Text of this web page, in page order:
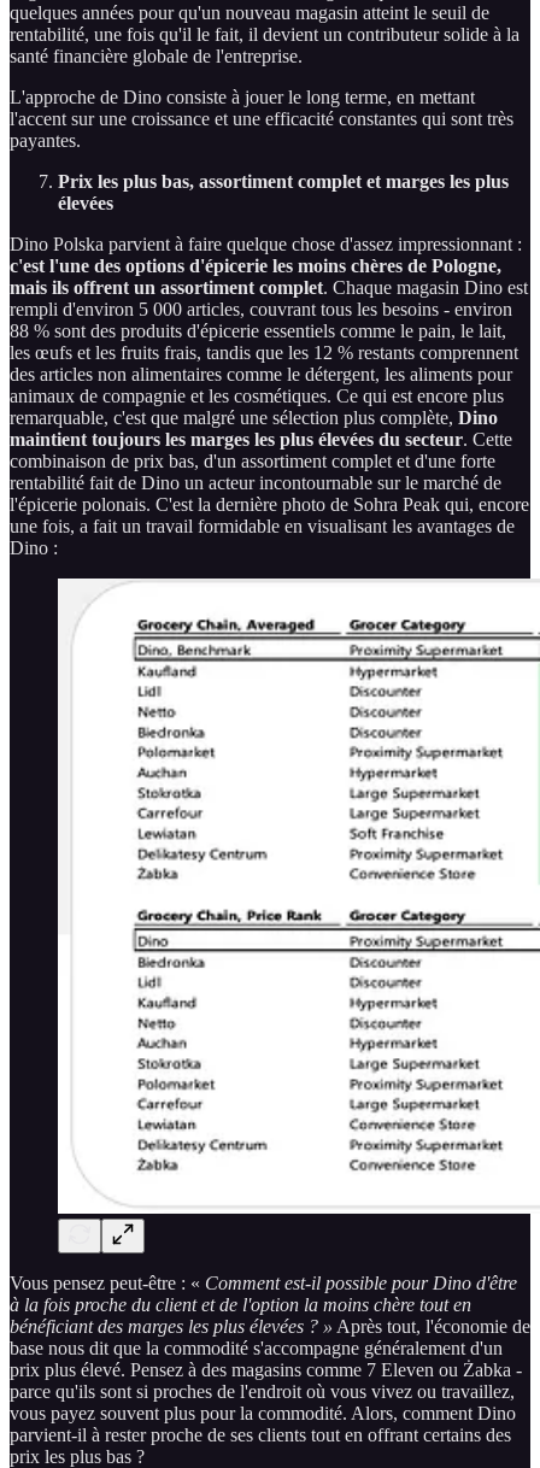
quelques années pour qu'un nouveau magasin atteint le seuil de
rentabilité, une fois qu'il le fait, il devient un contributeur solide à la
santé financière globale de l'entreprise.
L'approche de Dino consiste à jouer le long terme, en mettant
l'accent sur une croissance et une efficacité constantes qui sont très
payantes.
Prix les plus bas, assortiment complet et marges les plus
élevées
Dino Polska parvient à faire quelque chose d'assez impressionnant :
c'est l'une des options d'épicerie les moins chères de Pologne,
mais ils offrent un assortiment complet. Chaque magasin Dino est
rempli d'environ 5 000 articles, couvrant tous les besoins - environ
88 % sont des produits d'épicerie essentiels comme le pain, le lait,
les œufs et les fruits frais, tandis que les 12 % restants comprennent
des articles non alimentaires comme le détergent, les aliments pour
animaux de compagnie et les cosmétiques. Ce qui est encore plus
remarquable, c'est que malgré une sélection plus complète, Dino
maintient toujours les marges les plus élevées du secteur. Cette
combinaison de prix bas, d'un assortiment complet et d'une forte
rentabilité fait de Dino un acteur incontournable sur le marché de
l'épicerie polonais. C'est la dernière photo de Sohra Peak qui, encore
une fois, a fait un travail formidable en visualisant les avantages de
Dino :
Vous pensez peut-être : « Comment est-il possible pour Dino d'être
à la fois proche du client et de l'option la moins chère tout en
bénéficiant des marges les plus élevées ? » Après tout, l'économie de
base nous dit que la commodité s'accompagne généralement d'un
prix plus élevé. Pensez à des magasins comme 7 Eleven ou Żabka -
parce qu'ils sont si proches de l'endroit où vous vivez ou travaillez,
vous payez souvent plus pour la commodité. Alors, comment Dino
parvient-il à rester proche de ses clients tout en offrant certains des
prix les plus bas ?